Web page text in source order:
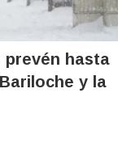
prevén hasta
y la